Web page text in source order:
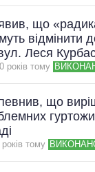
що
відмінити
Леся
рокiв тому
що
тому